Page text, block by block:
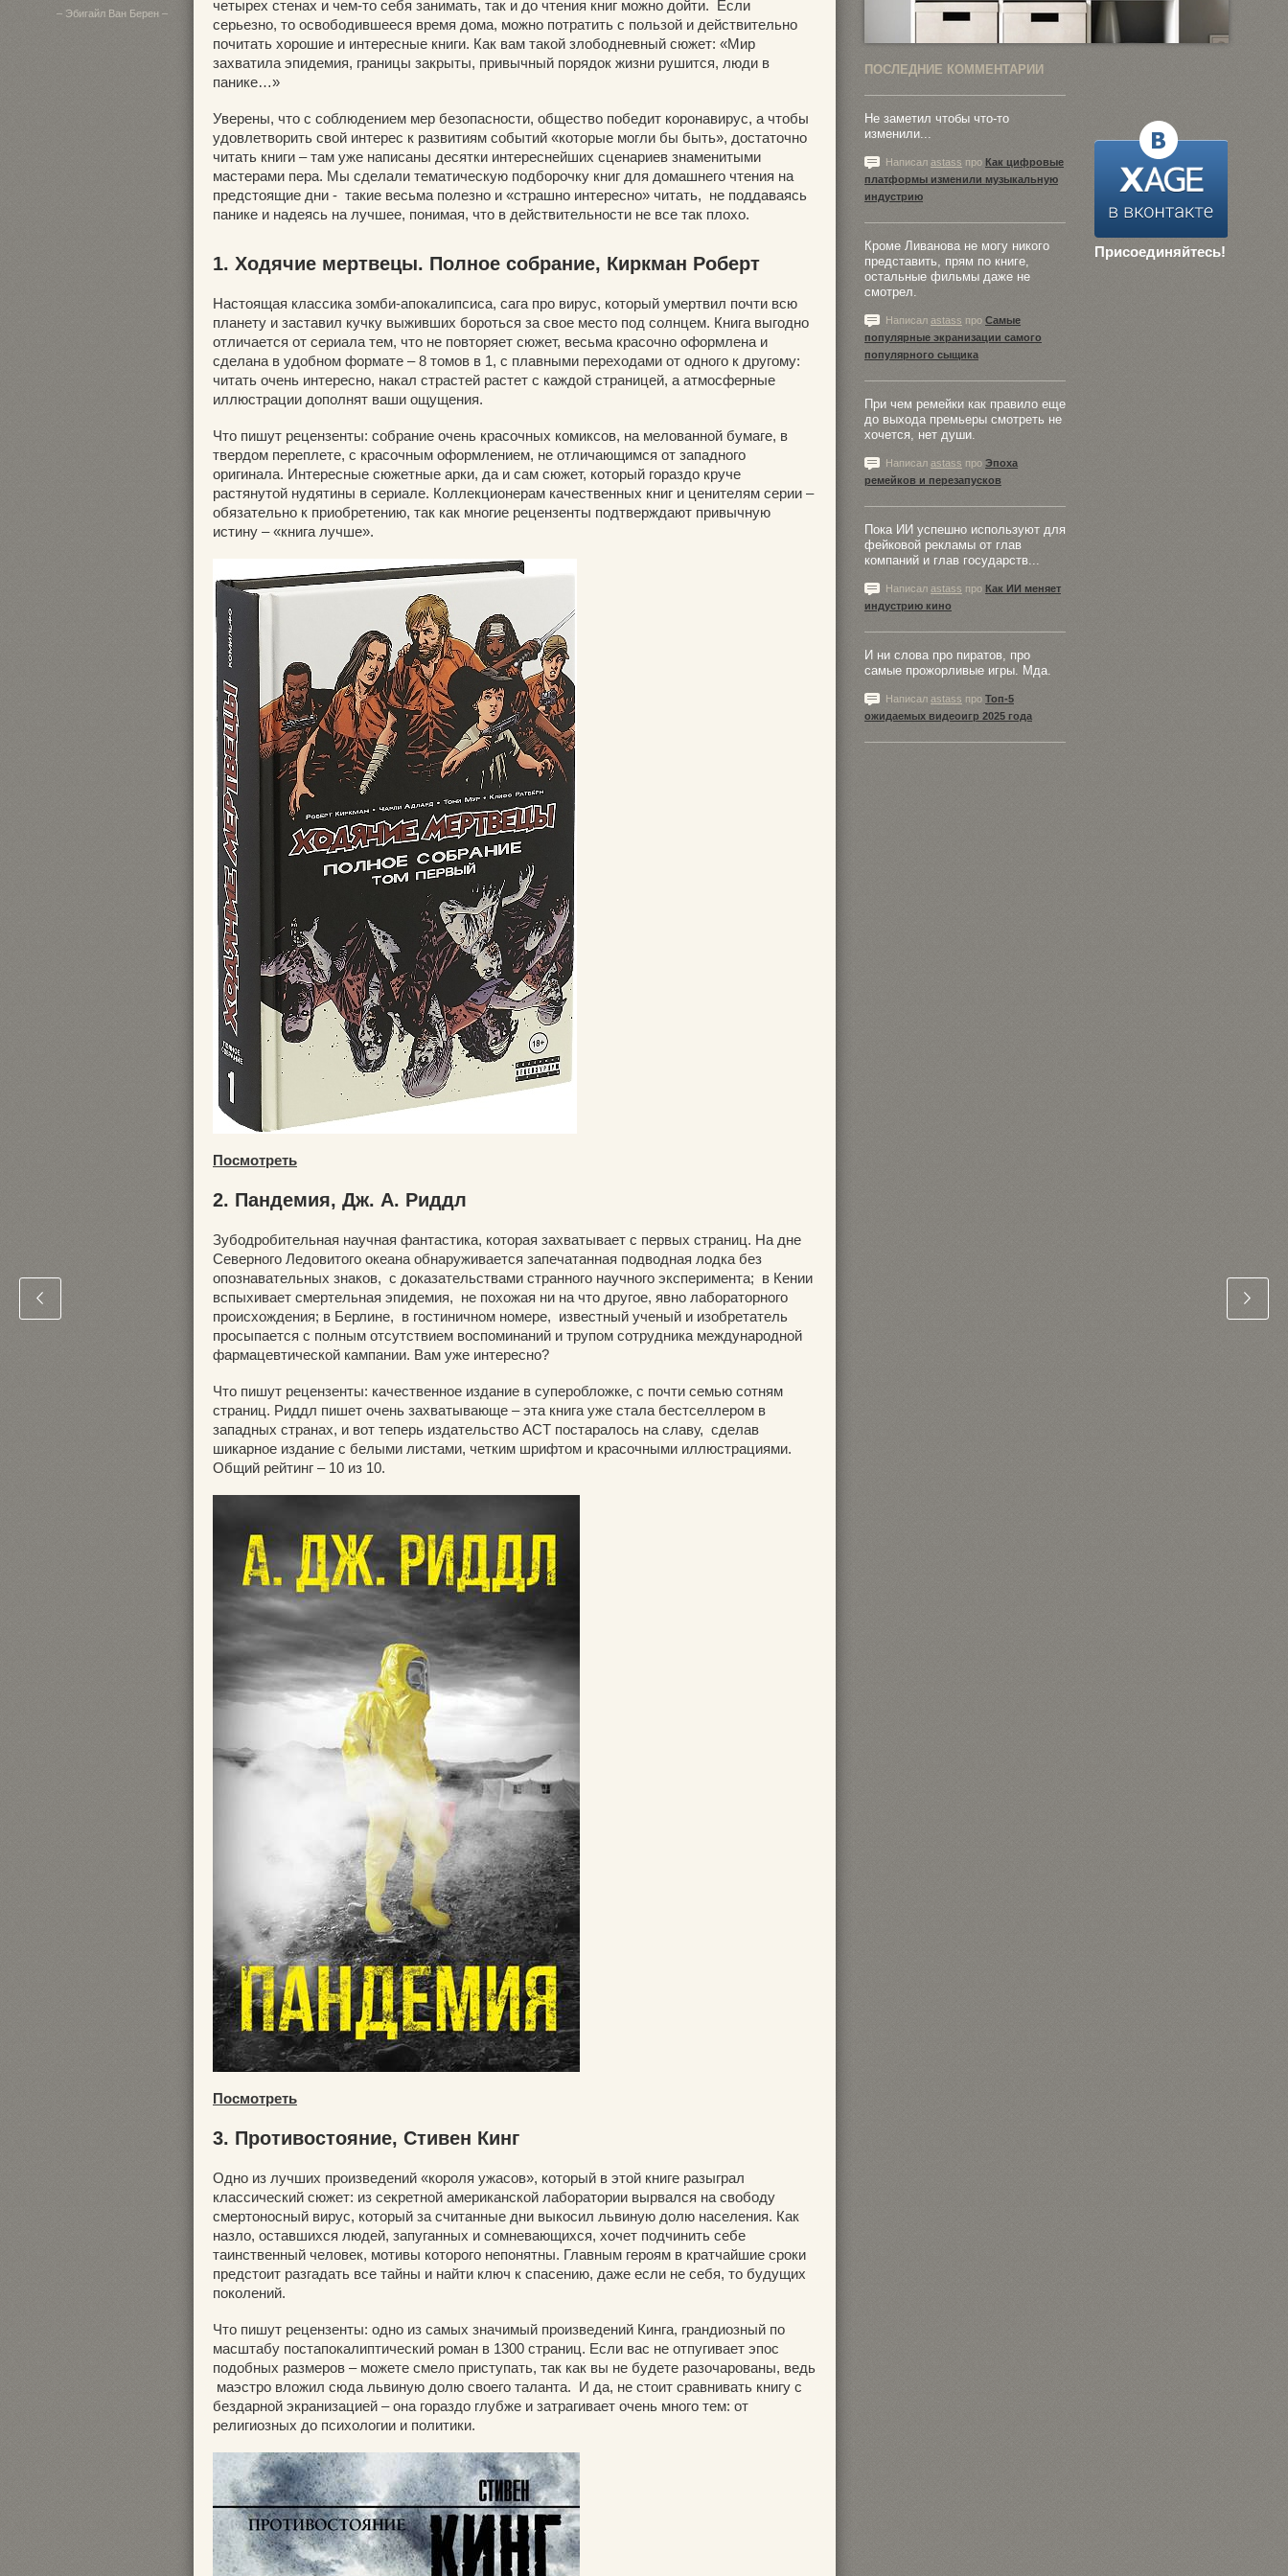
– Эбигайл Ван Берен –
четырех стенах и чем-то себя занимать, так и до чтения книг можно дойти. Если
серьезно, то освободившееся время дома, можно потратить с пользой и действительно
почитать хорошие и интересные книги. Как вам такой злободневный сюжет: «Мир
захватила эпидемия, границы закрыты, привычный порядок жизни рушится, люди в
панике…»
Уверены, что с соблюдением мер безопасности, общество победит коронавирус, а чтобы
удовлетворить свой интерес к развитиям событий «которые могли бы быть», достаточно
читать книги – там уже написаны десятки интереснейших сценариев знаменитыми
мастерами пера. Мы сделали тематическую подборочку книг для домашнего чтения на
предстоящие дни - такие весьма полезно и «страшно интересно» читать, не поддаваясь
панике и надеясь на лучшее, понимая, что в действительности не все так плохо.
1. Ходячие мертвецы. Полное собрание, Киркман Роберт
Настоящая классика зомби-апокалипсиса, сага про вирус, который умертвил почти всю
планету и заставил кучку выживших бороться за свое место под солнцем. Книга выгодно
отличается от сериала тем, что не повторяет сюжет, весьма красочно оформлена и
сделана в удобном формате – 8 томов в 1, с плавными переходами от одного к другому:
читать очень интересно, накал страстей растет с каждой страницей, а атмосферные
иллюстрации дополнят ваши ощущения.
Что пишут рецензенты: собрание очень красочных комиксов, на мелованной бумаге, в
твердом переплете, с красочным оформлением, не отличающимся от западного
оригинала. Интересные сюжетные арки, да и сам сюжет, который гораздо круче
растянутой нудятины в сериале. Коллекционерам качественных книг и ценителям серии –
обязательно к приобретению, так как многие рецензенты подтверждают привычную
истину – «книга лучше».
Посмотреть
2. Пандемия, Дж. А. Риддл
Зубодробительная научная фантастика, которая захватывает с первых страниц. На дне
Северного Ледовитого океана обнаруживается запечатанная подводная лодка без
опознавательных знаков, с доказательствами странного научного эксперимента; в Кении
вспыхивает смертельная эпидемия, не похожая ни на что другое, явно лабораторного
происхождения; в Берлине, в гостиничном номере, известный ученый и изобретатель
просыпается с полным отсутствием воспоминаний и трупом сотрудника международной
фармацевтической кампании. Вам уже интересно?
Что пишут рецензенты: качественное издание в суперобложке, с почти семью сотням
страниц. Риддл пишет очень захватывающе – эта книга уже стала бестселлером в
западных странах, и вот теперь издательство АСТ постаралось на славу, сделав
шикарное издание с белыми листами, четким шрифтом и красочными иллюстрациями.
Общий рейтинг – 10 из 10.
Посмотреть
3. Противостояние, Стивен Кинг
Одно из лучших произведений «короля ужасов», который в этой книге разыграл
классический сюжет: из секретной американской лаборатории вырвался на свободу
смертоносный вирус, который за считанные дни выкосил львиную долю населения. Как
назло, оставшихся людей, запуганных и сомневающихся, хочет подчинить себе
таинственный человек, мотивы которого непонятны. Главным героям в кратчайшие сроки
предстоит разгадать все тайны и найти ключ к спасению, даже если не себя, то будущих
поколений.
Что пишут рецензенты: одно из самых значимый произведений Кинга, грандиозный по
масштабу постапокалиптический роман в 1300 страниц. Если вас не отпугивает эпос
подобных размеров – можете смело приступать, так как вы не будете разочарованы, ведь
маэстро вложил сюда львиную долю своего таланта. И да, не стоит сравнивать книгу с
бездарной экранизацией – она гораздо глубже и затрагивает очень много тем: от
религиозных до психологии и политики.
ПОСЛЕДНИЕ КОММЕНТАРИИ
Присоединяйтесь!
Не заметил чтобы что-то
изменили...
Написал astass про Как цифровые
платформы изменили музыкальную
индустрию
Кроме Ливанова не могу никого
представить, прям по книге,
остальные фильмы даже не
смотрел.
Написал astass про Самые
популярные экранизации самого
популярного сыщика
При чем ремейки как правило еще
до выхода премьеры смотреть не
хочется, нет души.
Написал astass про Эпоха
ремейков и перезапусков
Пока ИИ успешно используют для
фейковой рекламы от глав
компаний и глав государств...
Написал astass про Как ИИ меняет
индустрию кино
И ни слова про пиратов, про
самые прожорливые игры. Мда.
Написал astass про Топ-5
ожидаемых видеоигр 2025 года